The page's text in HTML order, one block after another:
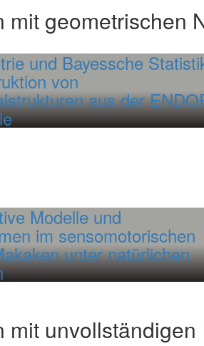
mit geometrischen
und Bayessche
von
aus der
Modelle und
im sensomotorischen
unter natürlichen
mit